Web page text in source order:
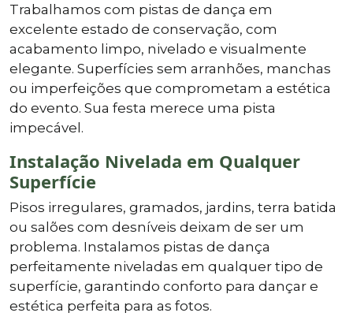
Trabalhamos com pistas de dança em
excelente estado de conservação, com
acabamento limpo, nivelado e visualmente
elegante. Superfícies sem arranhões, manchas
ou imperfeições que comprometam a estética
do evento. Sua festa merece uma pista
impecável.
Instalação Nivelada em Qualquer
Superfície
Pisos irregulares, gramados, jardins, terra batida
ou salões com desníveis deixam de ser um
problema. Instalamos pistas de dança
perfeitamente niveladas em qualquer tipo de
superfície, garantindo conforto para dançar e
estética perfeita para as fotos.